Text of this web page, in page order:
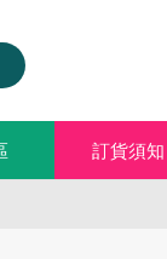
訂貨須知